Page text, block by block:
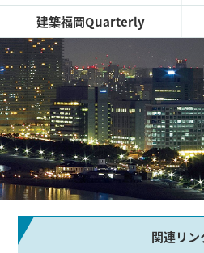
ン
建築福岡Quarterly
関連リン